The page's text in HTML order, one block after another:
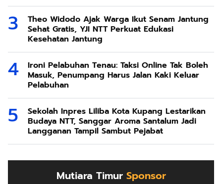
Theo Widodo Ajak Warga Ikut Senam Jantung
Sehat Gratis, YJI NTT Perkuat Edukasi
Kesehatan Jantung
Ironi Pelabuhan Tenau: Taksi Online Tak Boleh
Masuk, Penumpang Harus Jalan Kaki Keluar
Pelabuhan
Sekolah Inpres Liliba Kota Kupang Lestarikan
Budaya NTT, Sanggar Aroma Santalum Jadi
Langganan Tampil Sambut Pejabat
Mutiara Timur Sponsor